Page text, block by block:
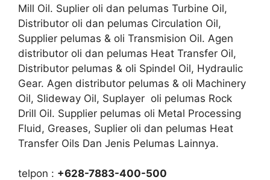
Mill Oil. Suplier oli dan pelumas Turbine Oil,
Distributor oli dan pelumas Circulation Oil,
Supplier pelumas & oli Transmision Oil. Agen
distributor oli dan pelumas Heat Transfer Oil,
Distributor pelumas & oli Spindel Oil, Hydraulic
Gear. Agen distributor pelumas & oli Machinery
Oil, Slideway Oil, Suplayer oli pelumas Rock
Drill Oil. Supplier pelumas oli Metal Processing
Fluid, Greases, Suplier oli dan pelumas Heat
Transfer Oils Dan Jenis Pelumas Lainnya.
telpon : +628-7883-400-500